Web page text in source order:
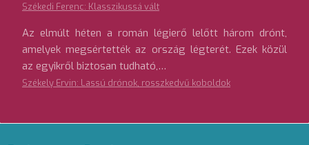
Székedi Ferenc: Klasszikussá vált
Az elmúlt héten a román légierő lelőtt három drónt,
amelyek megsértették az ország légterét. Ezek közül
az egyikről biztosan tudható,…
Székely Ervin: Lassú drónok, rosszkedvű koboldok